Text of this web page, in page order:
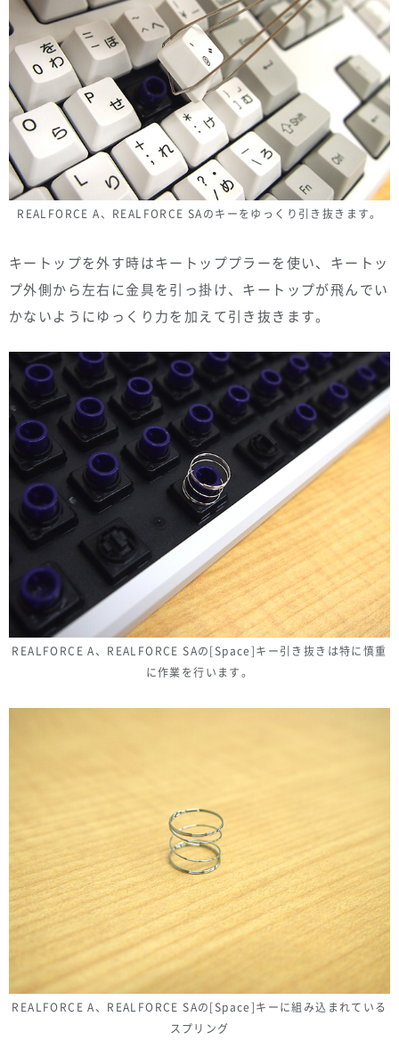
REALFORCE A、REALFORCE SAのキーをゆっくり引き抜きます。
キートップを外す時はキートッププラーを使い、キートッ
プ外側から左右に金具を引っ掛け、キートップが飛んでい
かないようにゆっくり力を加えて引き抜きます。
REALFORCE A、REALFORCE SAの[Space]キー引き抜きは特に慎重
に作業を行います。
REALFORCE A、REALFORCE SAの[Space]キーに組み込まれている
スプリング